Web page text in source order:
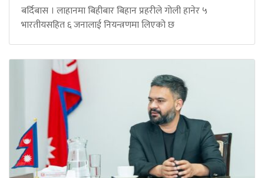
बर्दिबास । लाहानमा बिहीबार बिहान प्रहरीले गोली हानेर ५
भारतीयसहित ६ जनालाई नियन्त्रणमा लिएको छ